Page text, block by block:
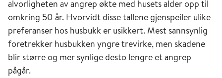
alvorligheten av angrep økte med husets alder opp til
omkring 50 år. Hvorvidt disse tallene gjenspeiler ulike
preferanser hos husbukk er usikkert. Mest sannsynlig
foretrekker husbukken yngre trevirke, men skadene
blir større og mer synlige desto lengre et angrep
pågår.